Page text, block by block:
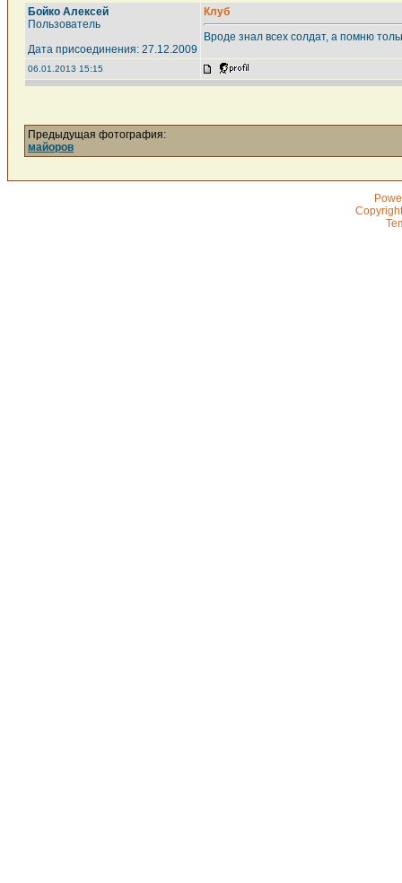
Бойко Алексей
Пользователь
Дата присоединения: 27.12.2009
Клуб
Вроде знал всех солдат, а помню
06.01.2013 15:15
Предыдущая фотография:
майоров